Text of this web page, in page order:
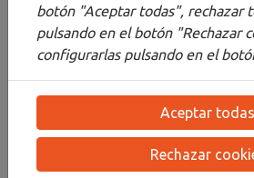
Detalles
Adjuntos
¡Este producto no tiene
botón "Aceptar todas", rechazar
pulsando en el botón "Rechazar
configurarlas pulsando en el
Aceptar todas
Rechazar